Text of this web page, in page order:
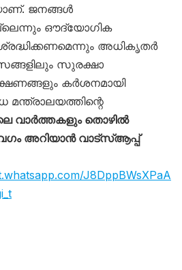
ജനങ്ങൾ
ഔദ്യോഗിക
അധികൃതർ
സുരക്ഷാ
കർശനമായി
വാർത്തകളും തൊഴിൽ
അറിയാൻ വാട്സ്ആപ്പ്
J8DppBWsXPaA